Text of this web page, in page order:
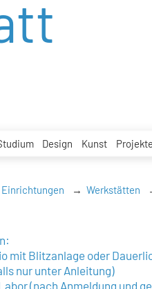
Design Kunst Projekte
Einrichtungen Werkstätten
mit Blitzanlage oder
nur unter Anleitung)
(nach Anmeldung und